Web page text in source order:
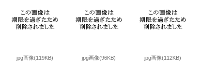
jpg画像(119KB) jpg画像(96KB) jpg画像(112KB)